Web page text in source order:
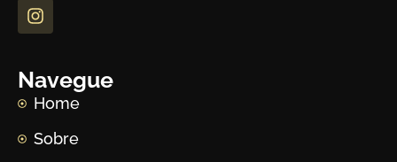
Navegue
Home
Sobre